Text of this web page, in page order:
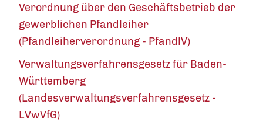
Verordnung über den Geschäftsbetrieb der
gewerblichen Pfandleiher
(Pfandleiherverordnung - PfandlV)
Verwaltungsverfahrensgesetz für Baden-
Württemberg
(Landesverwaltungsverfahrensgesetz -
LVwVfG)